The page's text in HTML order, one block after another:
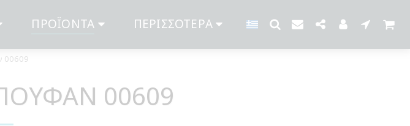
ΠΡΟΪΌΝΤΑ ΠΕΡΙΣΣΌΤΕΡΑ
00609
00609